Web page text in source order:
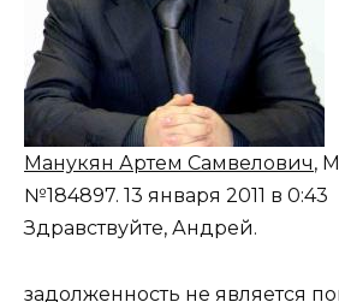
Манукян Артем Самвелович,
№184897. 13 января 2011 в 0:43
Здравствуйте, Андрей.
задолженность не является